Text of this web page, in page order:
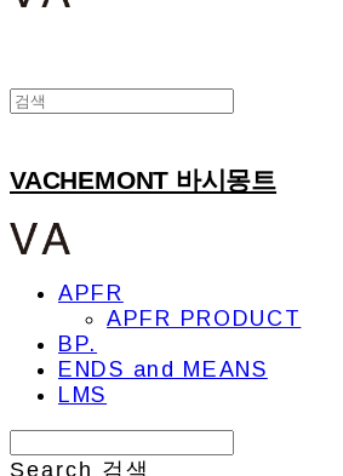
VACHEMONT 바시몽트
APFR
APFR PRODUCT
BP.
ENDS and MEANS
LMS
Search 검색